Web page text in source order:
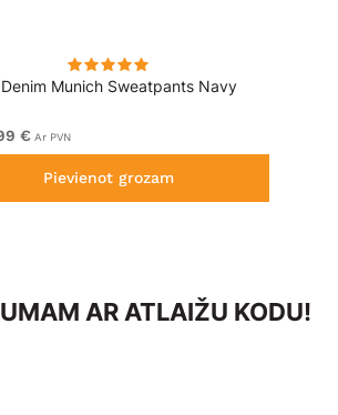
Munich Sweatpants Navy
€ Ar PVN
Pievienot grozam
AR ATLAIŽU KODU!